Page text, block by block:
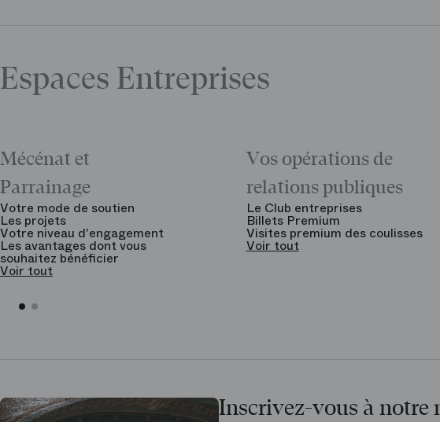
Espaces Entreprises
Mécénat et
Parrainage
Votre mode de soutien
Les projets
Votre niveau d'engagement
Les avantages dont vous
souhaitez bénéficier
Voir tout
Vos opérations de
relations publiques
Le Club entreprises
Billets Premium
Visites premium des coulisses
Voir tout
Inscrivez-vous à notre